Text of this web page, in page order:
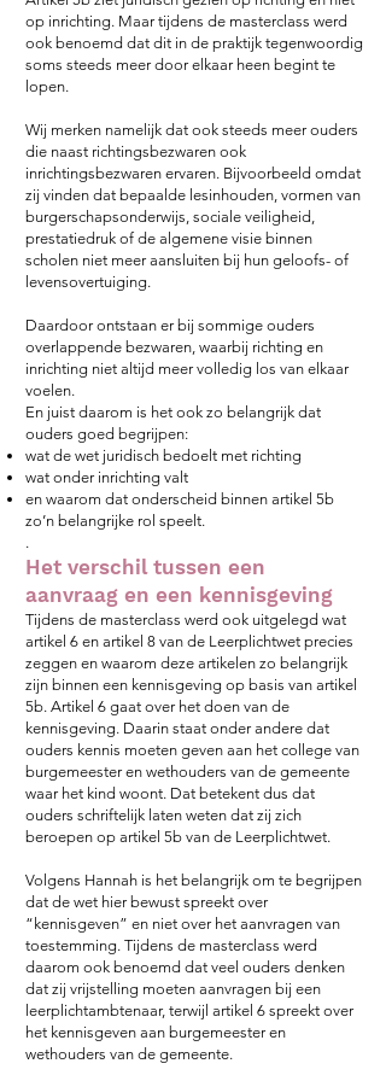
op inrichting. Maar tijdens de masterclass werd
ook benoemd dat dit in de praktijk tegenwoordig
soms steeds meer door elkaar heen begint te
lopen.
Wij merken namelijk dat ook steeds meer ouders
die naast richtingsbezwaren ook
inrichtingsbezwaren ervaren. Bijvoorbeeld omdat
zij vinden dat bepaalde lesinhouden, vormen van
burgerschapsonderwijs, sociale veiligheid,
prestatiedruk of de algemene visie binnen
scholen niet meer aansluiten bij hun geloofs- of
levensovertuiging.
Daardoor ontstaan er bij sommige ouders
overlappende bezwaren, waarbij richting en
inrichting niet altijd meer volledig los van elkaar
voelen.
En juist daarom is het ook zo belangrijk dat
ouders goed begrijpen:
wat de wet juridisch bedoelt met richting
wat onder inrichting valt
en waarom dat onderscheid binnen artikel 5b
zo’n belangrijke rol speelt.
.
Het verschil tussen een
aanvraag en een kennisgeving
Tijdens de masterclass werd ook uitgelegd wat
artikel 6 en artikel 8 van de Leerplichtwet precies
zeggen en waarom deze artikelen zo belangrijk
zijn binnen een kennisgeving op basis van artikel
5b. Artikel 6 gaat over het doen van de
kennisgeving. Daarin staat onder andere dat
ouders kennis moeten geven aan het college van
burgemeester en wethouders van de gemeente
waar het kind woont. Dat betekent dus dat
ouders schriftelijk laten weten dat zij zich
beroepen op artikel 5b van de Leerplichtwet.
Volgens Hannah is het belangrijk om te begrijpen
dat de wet hier bewust spreekt over
“kennisgeven” en niet over het aanvragen van
toestemming. Tijdens de masterclass werd
daarom ook benoemd dat veel ouders denken
dat zij vrijstelling moeten aanvragen bij een
leerplichtambtenaar, terwijl artikel 6 spreekt over
het kennisgeven aan burgemeester en
wethouders van de gemeente.